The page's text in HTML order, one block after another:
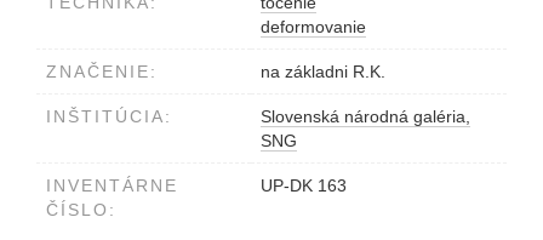
deformovanie
ZNAČENIE: na základni R.K.
INŠTITÚCIA:
Slovenská národná galéria,
SNG
INVENTÁRNE
ČÍSLO:
UP-DK 163